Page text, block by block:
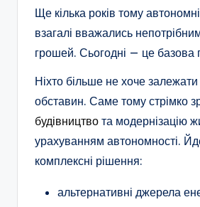
Ще кілька років тому
взагалі вважались
грошей. Сьогодні — це базова
Ніхто більше не хоче залежати
обставин. Саме тому стрімко
будівництво та модернізацію
урахуванням автономності.
комплексні рішення:
альтернативні джерела